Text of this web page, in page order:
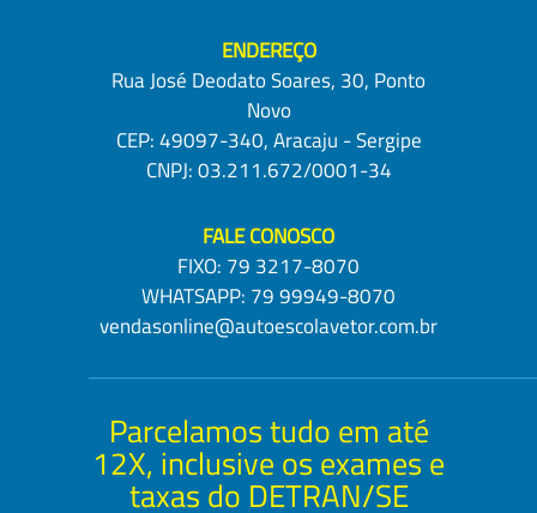
ENDEREÇO
Rua José Deodato Soares, 30, Ponto
Novo
CEP: 49097-340, Aracaju - Sergipe
CNPJ: 03.211.672/0001-34
FALE CONOSCO
FIXO: 79 3217-8070
WHATSAPP: 79 99949-8070
vendasonline@autoescolavetor.com.br
Parcelamos tudo em até
12X, inclusive os exames e
taxas do DETRAN/SE